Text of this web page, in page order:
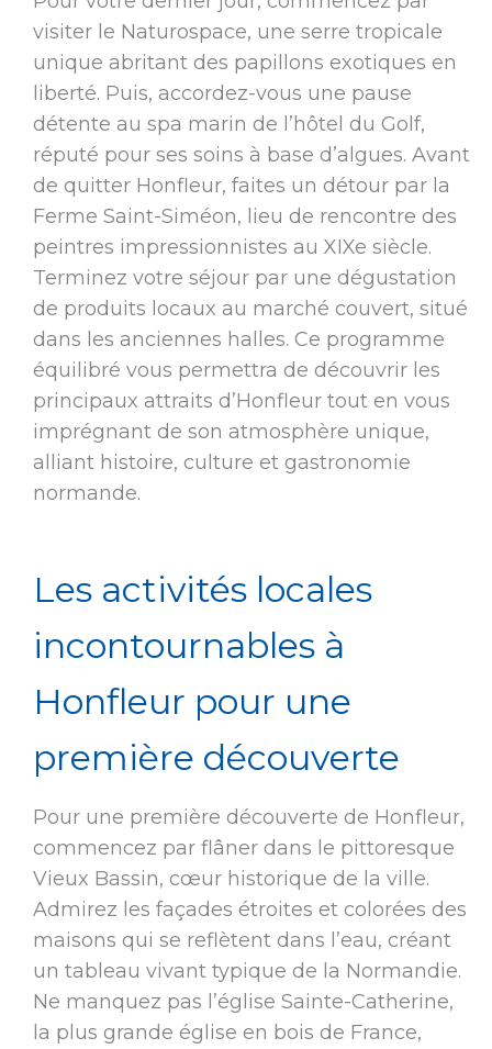
visiter le Naturospace, une serre tropicale
unique abritant des papillons exotiques en
liberté. Puis, accordez-vous une pause
détente au spa marin de l’hôtel du Golf,
réputé pour ses soins à base d’algues. Avant
de quitter Honfleur, faites un détour par la
Ferme Saint-Siméon, lieu de rencontre des
peintres impressionnistes au XIXe siècle.
Terminez votre séjour par une dégustation
de produits locaux au marché couvert, situé
dans les anciennes halles. Ce programme
équilibré vous permettra de découvrir les
principaux attraits d’Honfleur tout en vous
imprégnant de son atmosphère unique,
alliant histoire, culture et gastronomie
normande.
Les activités locales
incontournables à
Honfleur pour une
première découverte
Pour une première découverte de Honfleur,
commencez par flâner dans le pittoresque
Vieux Bassin, cœur historique de la ville.
Admirez les façades étroites et colorées des
maisons qui se reflètent dans l’eau, créant
un tableau vivant typique de la Normandie.
Ne manquez pas l’église Sainte-Catherine,
la plus grande église en bois de France,